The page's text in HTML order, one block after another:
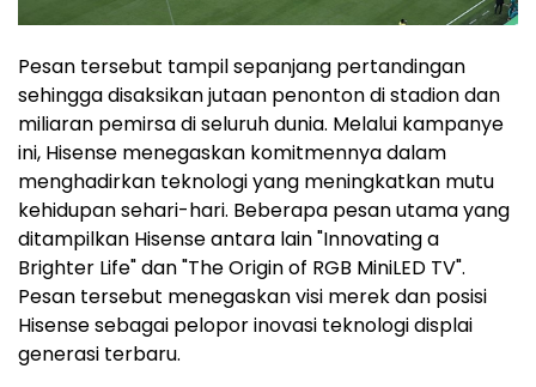
Pesan tersebut tampil sepanjang pertandingan
sehingga disaksikan jutaan penonton di stadion dan
miliaran pemirsa di seluruh dunia. Melalui kampanye
ini, Hisense menegaskan komitmennya dalam
menghadirkan teknologi yang meningkatkan mutu
kehidupan sehari-hari. Beberapa pesan utama yang
ditampilkan Hisense antara lain "Innovating a
Brighter Life" dan "The Origin of RGB MiniLED TV".
Pesan tersebut menegaskan visi merek dan posisi
Hisense sebagai pelopor inovasi teknologi displai
generasi terbaru.